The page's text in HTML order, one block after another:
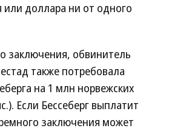
или доллара ни от одного
заключения, обвинитель
также потребовала
на 1 млн норвежских
Если Бессеберг выплатит
заключения может